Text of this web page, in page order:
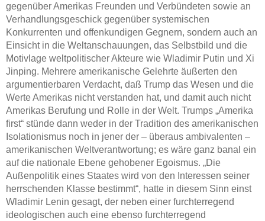
gegenüber Amerikas Freunden und Verbündeten sowie an
Verhandlungsgeschick gegenüber systemischen
Konkurrenten und offenkundigen Gegnern, sondern auch an
Einsicht in die Weltanschauungen, das Selbstbild und die
Motivlage weltpolitischer Akteure wie Wladimir Putin und Xi
Jinping. Mehrere amerikanische Gelehrte äußerten den
argumentierbaren Verdacht, daß Trump das Wesen und die
Werte Amerikas nicht verstanden hat, und damit auch nicht
Amerikas Berufung und Rolle in der Welt. Trumps „Amerika
first“ stünde dann weder in der Tradition des amerikanischen
Isolationismus noch in jener der – überaus ambivalenten –
amerikanischen Weltverantwortung; es wäre ganz banal ein
auf die nationale Ebene gehobener Egoismus. „Die
Außenpolitik eines Staates wird von den Interessen seiner
herrschenden Klasse bestimmt“, hatte in diesem Sinn einst
Wladimir Lenin gesagt, der neben einer furchterregend
ideologischen auch eine ebenso furchterregend